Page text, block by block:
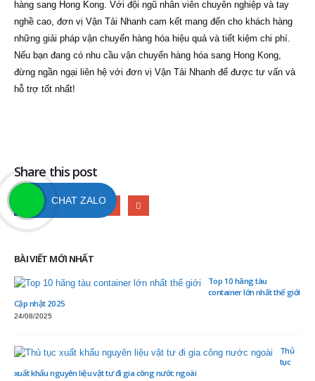
hàng sang Hong Kong. Với đội ngũ nhân viên chuyên nghiệp và tay
nghề cao, đơn vị Vận Tải Nhanh cam kết mang đến cho khách hàng
những giải pháp vận chuyển hàng hóa hiệu quả và tiết kiệm chi phí.
Nếu bạn đang có nhu cầu vận chuyển hàng hóa sang Hong Kong,
đừng ngần ngại liên hệ với đơn vị Vận Tải Nhanh để được tư vấn và
hỗ trợ tốt nhất!
Share this post
BÀI VIẾT MỚI NHẤT
Top 10 hãng tàu
container lớn nhất thế giới
Cập nhật 2025
24/08/2025
Thủ
tục
xuất khẩu nguyên liệu vật tư đi gia công nước ngoài
CHAT ZALO